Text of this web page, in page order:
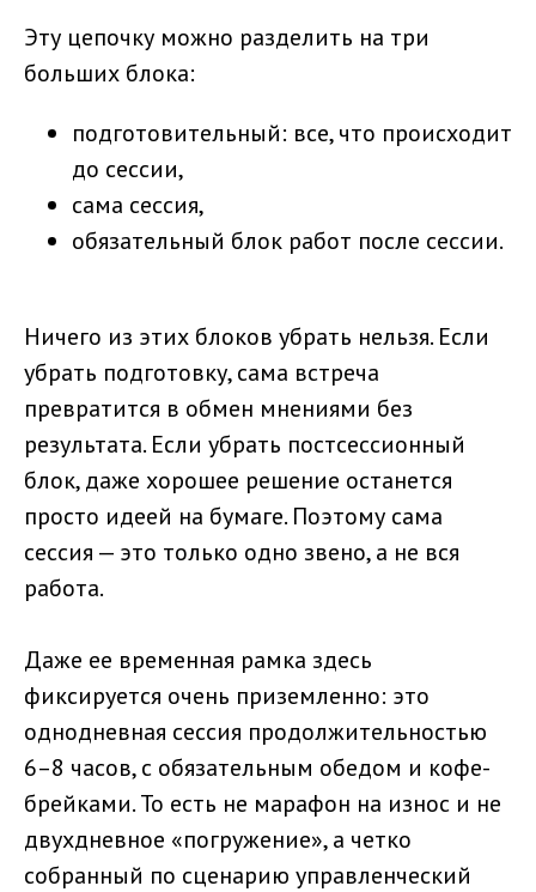
Эту цепочку можно разделить на три
больших блока:
подготовительный: все, что происходит
до сессии,
сама сессия,
обязательный блок работ после сессии.
Ничего из этих блоков убрать нельзя. Если
убрать подготовку, сама встреча
превратится в обмен мнениями без
результата. Если убрать постсессионный
блок, даже хорошее решение останется
просто идеей на бумаге. Поэтому сама
сессия — это только одно звено, а не вся
работа.
Даже ее временная рамка здесь
фиксируется очень приземленно: это
однодневная сессия продолжительностью
6–8 часов, с обязательным обедом и кофе-
брейками. То есть не марафон на износ и не
двухдневное «погружение», а четко
собранный по сценарию управленческий